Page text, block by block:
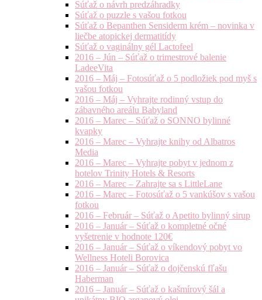
Súťaž o návrh predzáhradky
Súťaž o puzzle s vašou fotkou
Súťaž o Bepanthen Sensiderm krém – novinka v
liečbe atopickej dermatitídy
Súťaž o vaginálny gél Lactofeel
2016 – Jún – Súťaž o trimestrové balenie
LadeeVita
2016 – Máj – Fotosúťaž o 5 podložiek pod myš s
vašou fotkou
2016 – Máj – Vyhrajte rodinný vstup do
zábavného areálu Babyland
2016 – Marec – Súťaž o SONNO bylinné
kvapky
2016 – Marec – Vyhrajte knihy od Albatros
Media
2016 – Marec – Vyhrajte pobyt v jednom z
hotelov Trinity Hotels & Resorts
2016 – Marec – Zahrajte sa s LittleLane
2016 – Marec – Fotosúťaž o 5 vankúšov s vašou
fotkou
2016 – Február – Súťaž o Apetito bylinný sirup
2016 – Január – Súťaž o kompletné očné
vyšetrenie v hodnote 120€
2016 – Január – Súťaž o víkendový pobyt vo
Wellness Hoteli Borovica
2016 – Január – Súťaž o dojčenskú fľašu
Haberman
2016 – Január – Súťaž o kašmírový šál a